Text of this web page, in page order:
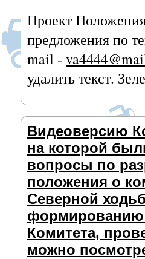
Проект
предложения по
mail -
удалить текст.
Видеоверсию
на которой
вопросы по
положения о
Северной
формированию
Комитета,
можно